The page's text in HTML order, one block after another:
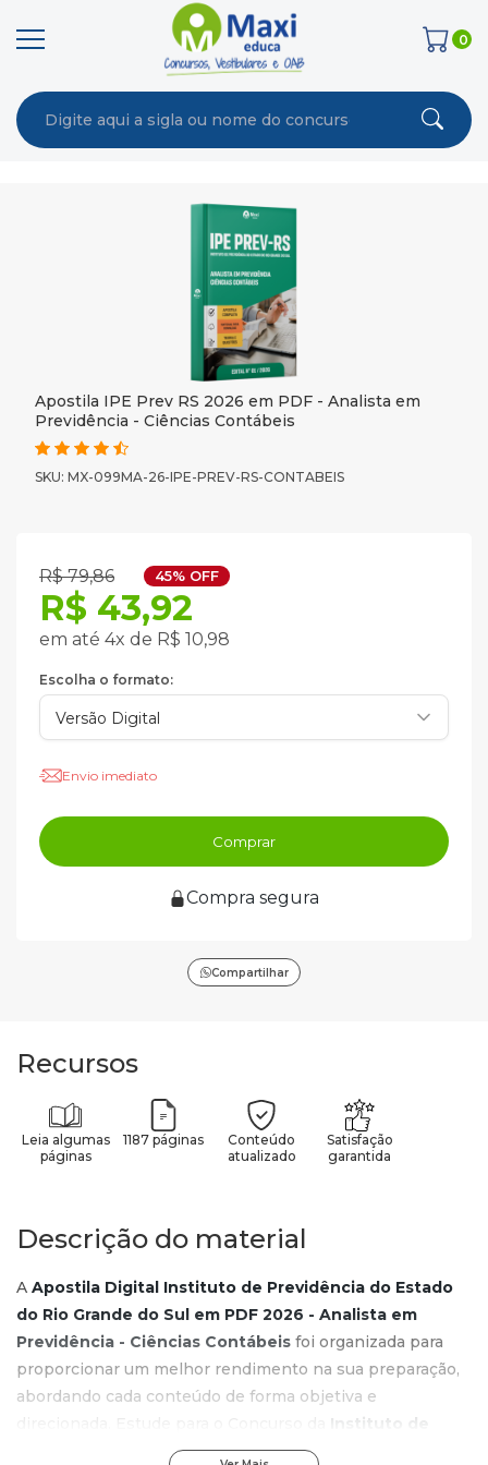
0
Apostila IPE Prev RS 2026 em PDF - Analista em
Previdência - Ciências Contábeis
SKU: MX-099MA-26-IPE-PREV-RS-CONTABEIS
R$ 79,86 45% OFF
R$ 43,92
em até 4x de R$ 10,98
Escolha o formato:
Envio imediato
Comprar
Compra segura
Compartilhar
Recursos
Leia algumas
páginas
1187 páginas
Conteúdo
atualizado
Satisfação
garantida
Descrição do material
A Apostila Digital Instituto de Previdência do Estado
do Rio Grande do Sul em PDF 2026 - Analista em
Previdência - Ciências Contábeis foi organizada para
proporcionar um melhor rendimento na sua preparação,
abordando cada conteúdo de forma objetiva e
Instituto de
Previdência do Estado do Rio Grande do Sul 2026